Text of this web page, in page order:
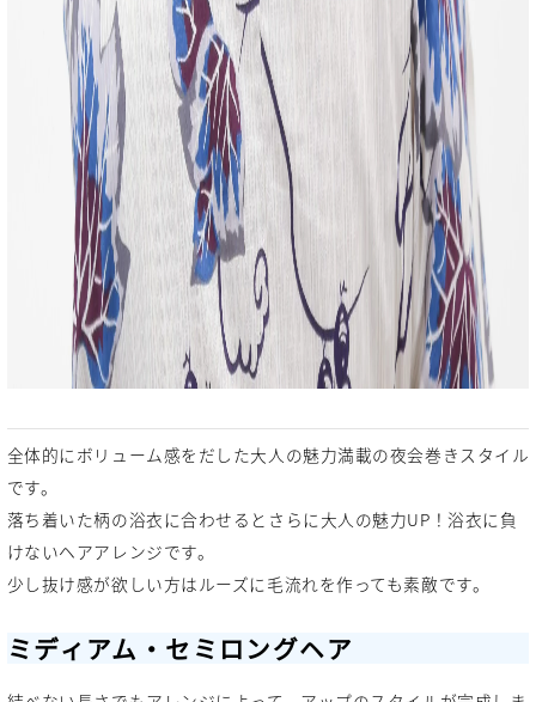
全体的にボリューム感をだした大人の魅力満載の夜会巻きスタイル
です。
落ち着いた柄の浴衣に合わせるとさらに大人の魅力UP！浴衣に負
けないヘアアレンジです。
少し抜け感が欲しい方はルーズに毛流れを作っても素敵です。
ミディアム・セミロングヘア